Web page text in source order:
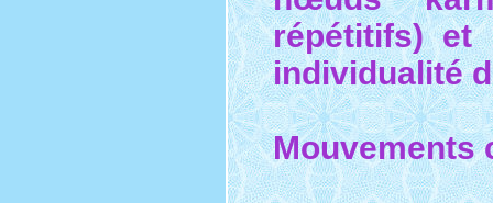
répétitifs) et
individualité
Mouvements